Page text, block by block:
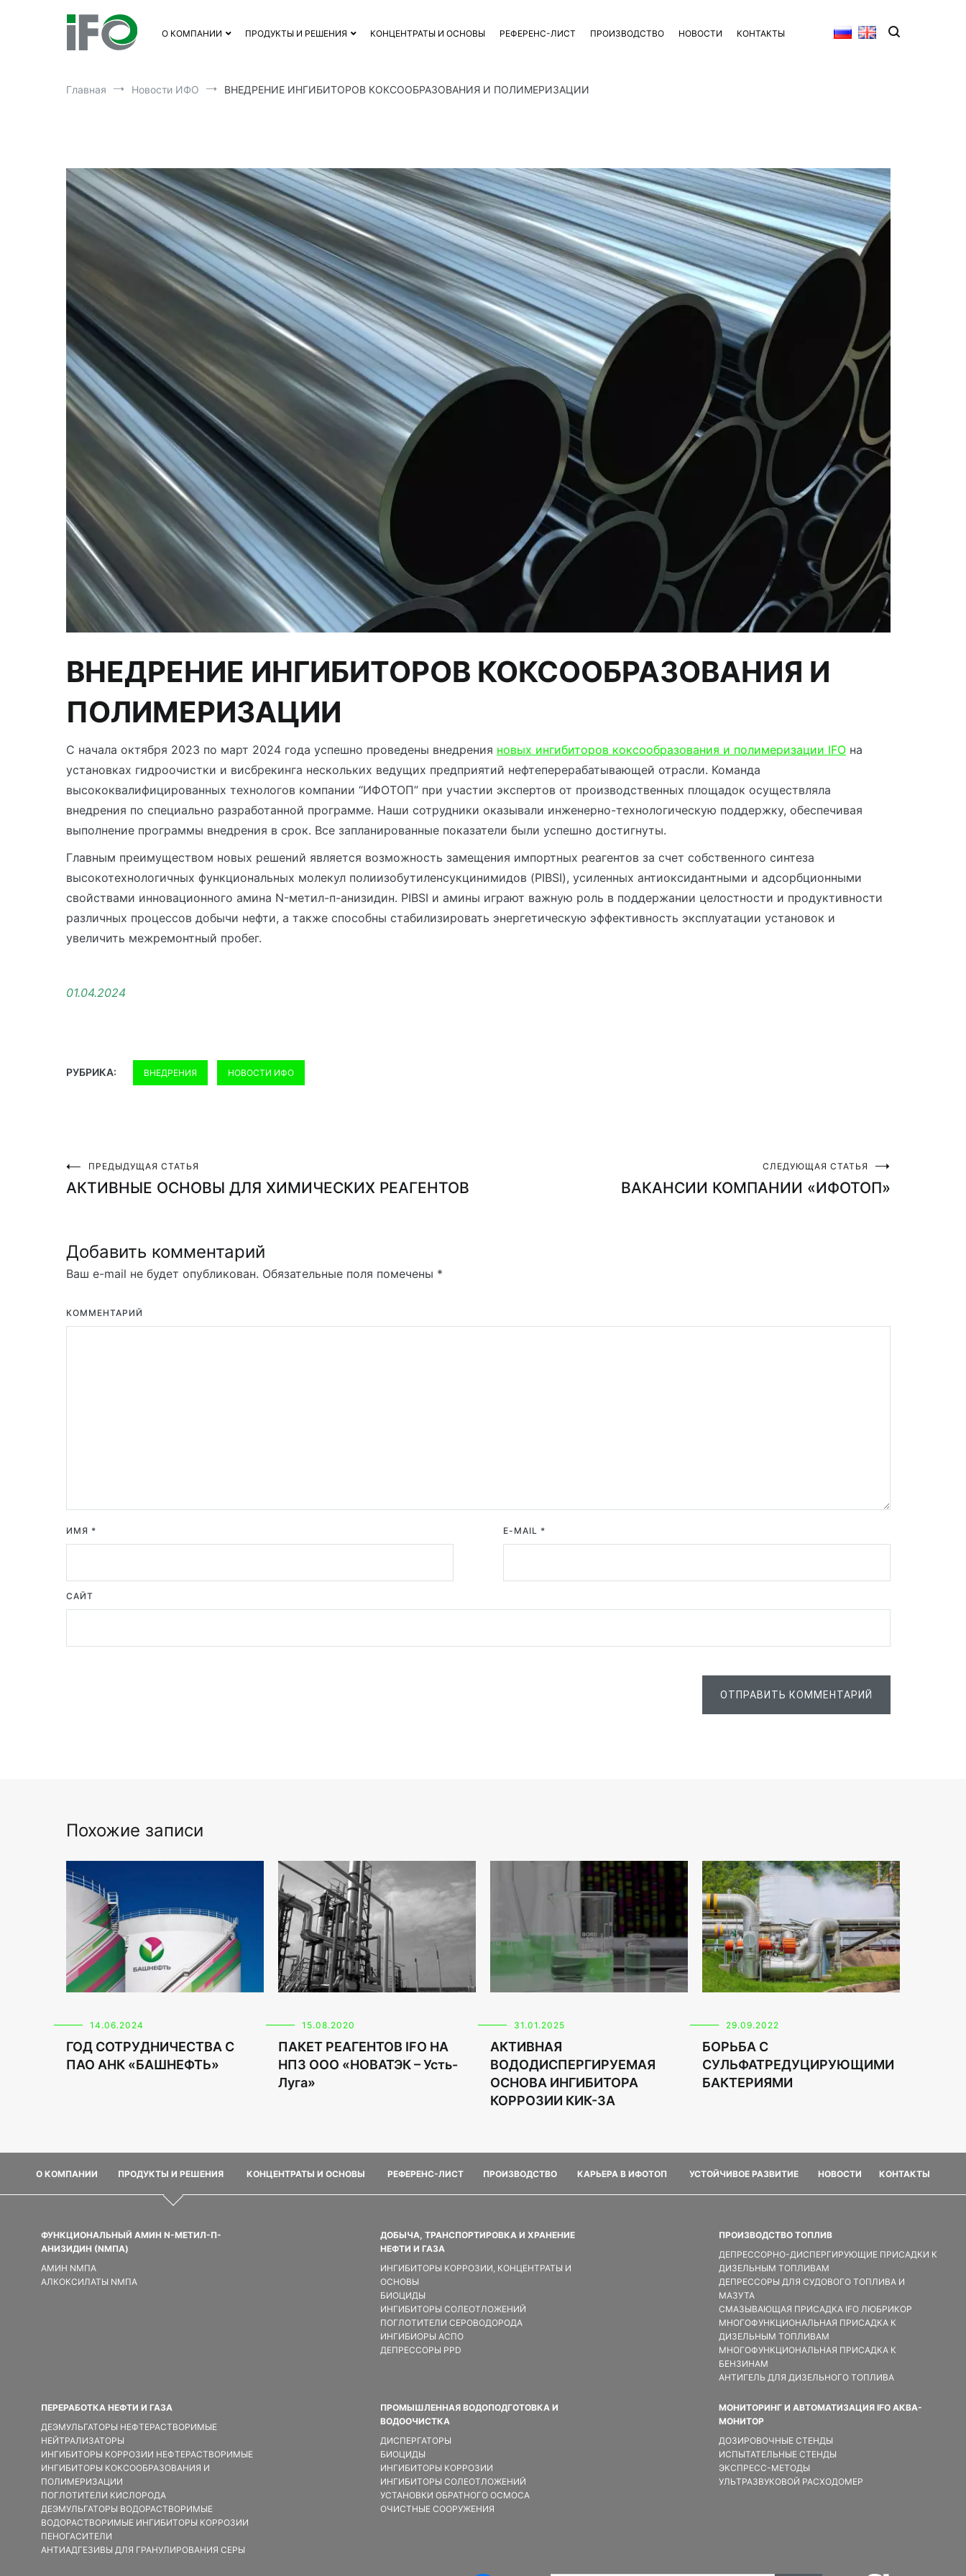
О КОМПАНИИ ПРОДУКТЫ И РЕШЕНИЯ КОНЦЕНТРАТЫ И ОСНОВЫ РЕФЕРЕНС-ЛИСТ ПРОИЗВОДСТВО НОВОСТИ КОНТАКТЫ
Главная Новости ИФО ВНЕДРЕНИЕ ИНГИБИТОРОВ КОКСООБРАЗОВАНИЯ И ПОЛИМЕРИЗАЦИИ
ВНЕДРЕНИЕ ИНГИБИТОРОВ КОКСООБРАЗОВАНИЯ И
ПОЛИМЕРИЗАЦИИ
С начала октября 2023 по март 2024 года успешно проведены внедрения новых ингибиторов коксообразования и полимеризации IFO на
установках гидроочистки и висбрекинга нескольких ведущих предприятий нефтеперерабатывающей отрасли. Команда
высококвалифицированных технологов компании “ИФОТОП” при участии экспертов от производственных площадок осуществляла
внедрения по специально разработанной программе. Наши сотрудники оказывали инженерно-технологическую поддержку, обеспечивая
выполнение программы внедрения в срок. Все запланированные показатели были успешно достигнуты.
Главным преимуществом новых решений является возможность замещения импортных реагентов за счет собственного синтеза
высокотехнологичных функциональных молекул полиизобутиленсукцинимидов (PIBSI), усиленных антиоксидантными и адсорбционными
свойствами инновационного амина N-метил-п-анизидин. PIBSI и амины играют важную роль в поддержании целостности и продуктивности
различных процессов добычи нефти, а также способны стабилизировать энергетическую эффективность эксплуатации установок и
увеличить межремонтный пробег.
01.04.2024
РУБРИКА: ВНЕДРЕНИЯ НОВОСТИ ИФО
Навигация
записям
ПРЕДЫДУЩАЯ СТАТЬЯ
АКТИВНЫЕ ОСНОВЫ ДЛЯ ХИМИЧЕСКИХ РЕАГЕНТОВ
СЛЕДУЮЩАЯ СТАТЬЯ
ВАКАНСИИ КОМПАНИИ «ИФОТОП»
Добавить комментарий
Ваш e-mail не будет опубликован. Обязательные поля помечены *
КОММЕНТАРИЙ
ИМЯ * E-MAIL *
САЙТ
ОТПРАВИТЬ КОММЕНТАРИЙ
Похожие записи
14.06.2024
ГОД СОТРУДНИЧЕСТВА С
ПАО АНК «БАШНЕФТЬ»
15.08.2020
ПАКЕТ РЕАГЕНТОВ IFO НА
НПЗ ООО «НОВАТЭК – Усть-
Луга»
31.01.2025
АКТИВНАЯ
ВОДОДИСПЕРГИРУЕМАЯ
ОСНОВА ИНГИБИТОРА
КОРРОЗИИ КИК-3А
29.09.2022
БОРЬБА С
СУЛЬФАТРЕДУЦИРУЮЩИМИ
БАКТЕРИЯМИ
О КОМПАНИИ ПРОДУКТЫ И РЕШЕНИЯ КОНЦЕНТРАТЫ И ОСНОВЫ РЕФЕРЕНС-ЛИСТ ПРОИЗВОДСТВО КАРЬЕРА В ИФОТОП УСТОЙЧИВОЕ РАЗВИТИЕ НОВОСТИ КОНТАКТЫ
ФУНКЦИОНАЛЬНЫЙ АМИН N-МЕТИЛ-П-
АНИЗИДИН (NMПA)
АМИН NMПA
АЛКОКСИЛАТЫ NMПA
ДОБЫЧА, ТРАНСПОРТИРОВКА И ХРАНЕНИЕ
НЕФТИ И ГАЗА
ИНГИБИТОРЫ КОРРОЗИИ, КОНЦЕНТРАТЫ И
ОСНОВЫ
БИОЦИДЫ
ИНГИБИТОРЫ СОЛЕОТЛОЖЕНИЙ
ПОГЛОТИТЕЛИ СЕРОВОДОРОДА
ИНГИБИОРЫ АСПО
ДЕПРЕССОРЫ PPD
ПРОИЗВОДСТВО ТОПЛИВ
ДЕПРЕССОРНО-ДИСПЕРГИРУЮЩИЕ ПРИСАДКИ К
ДИЗЕЛЬНЫМ ТОПЛИВАМ
ДЕПРЕССОРЫ ДЛЯ СУДОВОГО ТОПЛИВА И
МАЗУТА
СМАЗЫВАЮЩАЯ ПРИСАДКА IFO ЛЮБРИКОР
МНОГОФУНКЦИОНАЛЬНАЯ ПРИСАДКА К
ДИЗЕЛЬНЫМ ТОПЛИВАМ
МНОГОФУНКЦИОНАЛЬНАЯ ПРИСАДКА К
БЕНЗИНАМ
АНТИГЕЛЬ ДЛЯ ДИЗЕЛЬНОГО ТОПЛИВА
ПЕРЕРАБОТКА НЕФТИ И ГАЗА
ДЕЭМУЛЬГАТОРЫ НЕФТЕРАСТВОРИМЫЕ
НЕЙТРАЛИЗАТОРЫ
ИНГИБИТОРЫ КОРРОЗИИ НЕФТЕРАСТВОРИМЫЕ
ИНГИБИТОРЫ КОКСООБРАЗОВАНИЯ И
ПОЛИМЕРИЗАЦИИ
ПОГЛОТИТЕЛИ КИСЛОРОДА
ДЕЭМУЛЬГАТОРЫ ВОДОРАСТВОРИМЫЕ
ВОДОРАСТВОРИМЫЕ ИНГИБИТОРЫ КОРРОЗИИ
ПЕНОГАСИТЕЛИ
АНТИАДГЕЗИВЫ ДЛЯ ГРАНУЛИРОВАНИЯ СЕРЫ
ПРОМЫШЛЕННАЯ ВОДОПОДГОТОВКА И
ВОДООЧИСТКА
ДИСПЕРГАТОРЫ
БИОЦИДЫ
ИНГИБИТОРЫ КОРРОЗИИ
ИНГИБИТОРЫ СОЛЕОТЛОЖЕНИЙ
УСТАНОВКИ ОБРАТНОГО ОСМОСА
ОЧИСТНЫЕ СООРУЖЕНИЯ
МОНИТОРИНГ И АВТОМАТИЗАЦИЯ IFO АКВА-
МОНИТОР
ДОЗИРОВОЧНЫЕ СТЕНДЫ
ИСПЫТАТЕЛЬНЫЕ СТЕНДЫ
ЭКСПРЕСС-МЕТОДЫ
УЛЬТРАЗВУКОВОЙ РАСХОДОМЕР